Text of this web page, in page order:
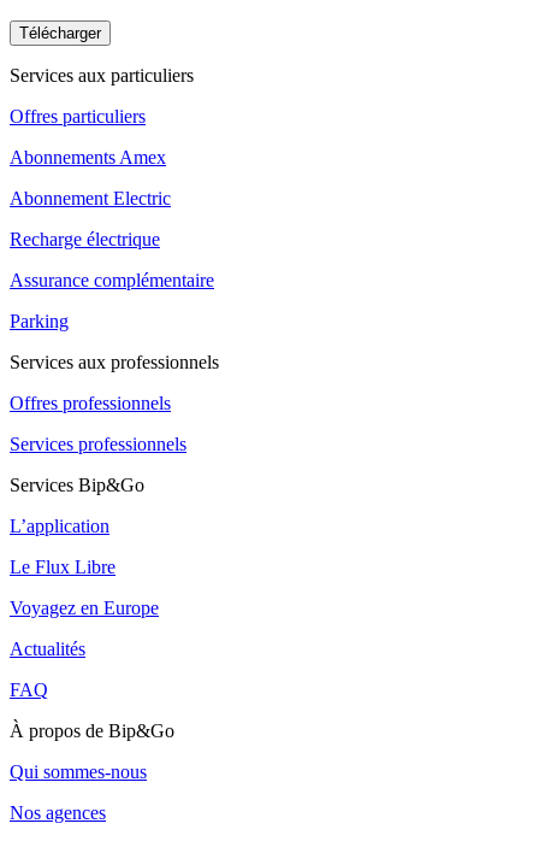
Télécharger
Services aux particuliers
Offres particuliers
Abonnements Amex
Abonnement Electric
Recharge électrique
Assurance complémentaire
Parking
Services aux professionnels
Offres professionnels
Services professionnels
Services Bip&Go
L’application
Le Flux Libre
Voyagez en Europe
Actualités
FAQ
À propos de Bip&Go
Qui sommes-nous
Nos agences